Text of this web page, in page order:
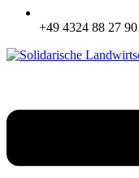
+49 4324 88 27 90